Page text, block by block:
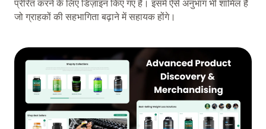
प्रेरित करने के लिए डिज़ाइन किए गए हैं। इसमें ऐसे अनुभाग भी शामिल हैं
जो ग्राहकों की सहभागिता बढ़ाने में सहायक होंगे।